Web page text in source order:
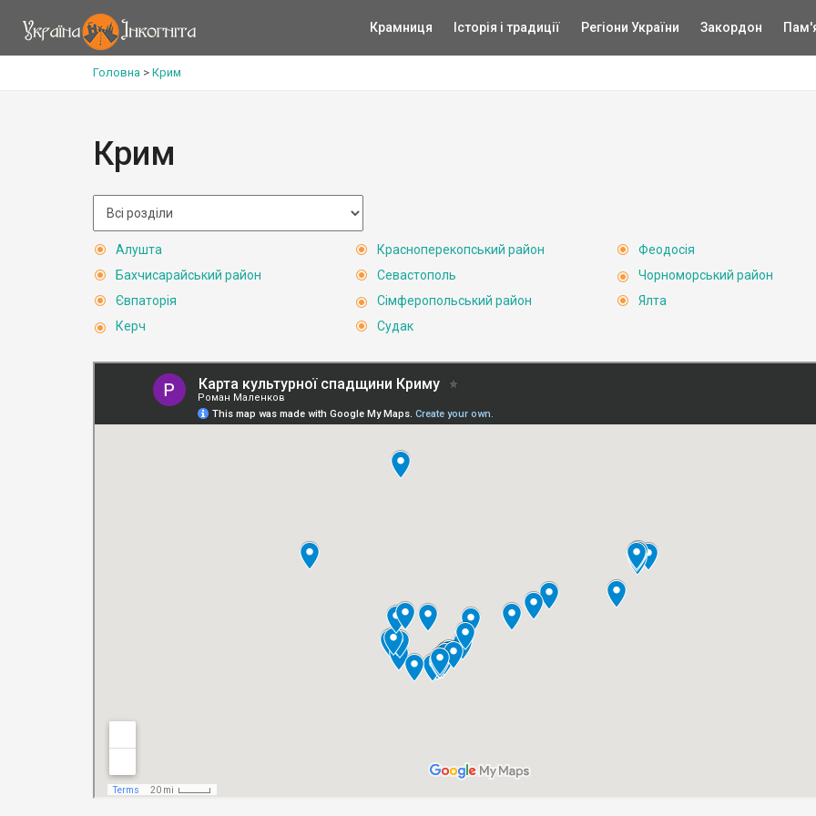
Крамниця Історія і традиції Регіони України Закордон
Головна > Крим
Крим
Алушта
Бахчисарайський район
Євпаторія
Керч
Красноперекопський район
Севастополь
Сімферопольський район
Судак
Феодосія
Чорноморський район
Ялта